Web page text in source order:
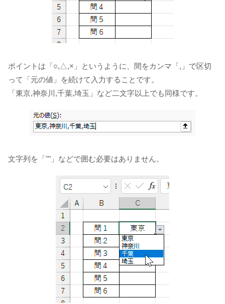
ポイントは「○,△,×」というように、間をカンマ「,」で区切
って「元の値」を続けて入力することです。
「東京,神奈川,千葉,埼玉」など二文字以上でも同様です。
文字列を「""」などで囲む必要はありません。